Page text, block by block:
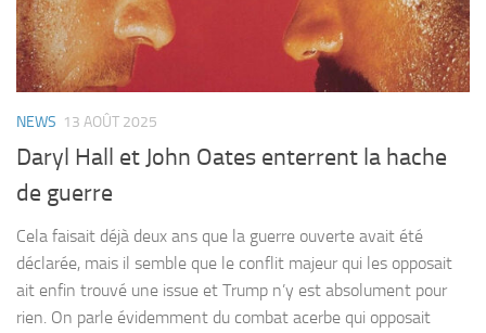
NEWS 13 AOÛT 2025
Daryl Hall et John Oates enterrent la hache
de guerre
Cela faisait déjà deux ans que la guerre ouverte avait été
déclarée, mais il semble que le conflit majeur qui les opposait
ait enfin trouvé une issue et Trump n’y est absolument pour
rien. On parle évidemment du combat acerbe qui opposait